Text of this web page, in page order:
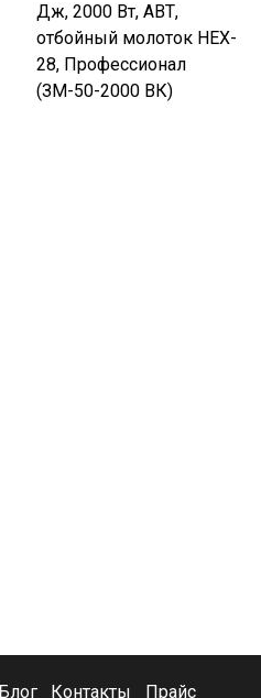
Дж, 2000 Вт, АВТ,
отбойный молоток HEX-
28, Профессионал
(ЗМ-50-2000 ВК)
Блог Контакты Прайс